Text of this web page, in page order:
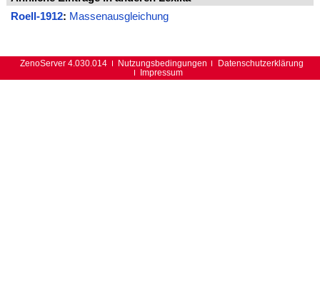
Roell-1912: Massenausgleichung
ZenoServer 4.030.014 Nutzungsbedingungen
Datenschutzerklärung
Impressum